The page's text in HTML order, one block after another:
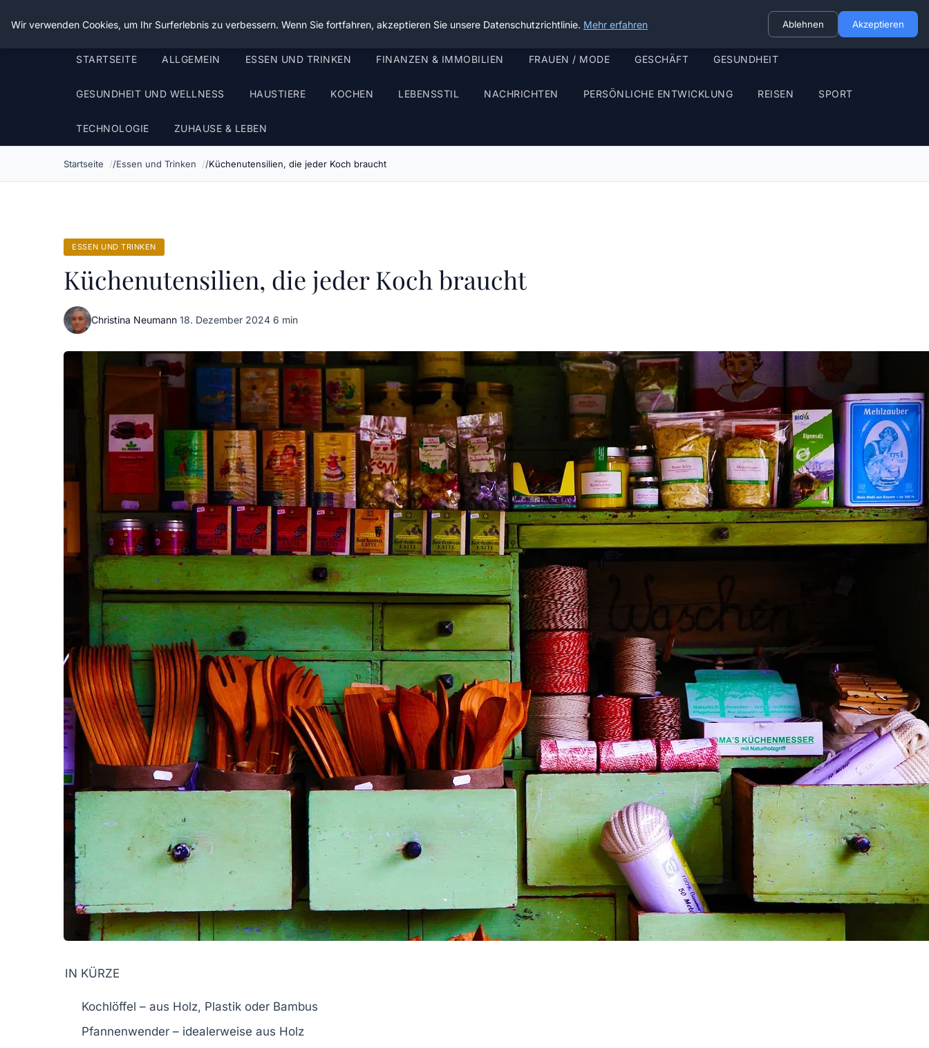
Die Schnitter
STARTSEITE ALLGEMEIN ESSEN UND TRINKEN FINANZEN & IMMOBILIEN FRAUEN / MODE GESCHÄFT GESUNDHEIT
GESUNDHEIT UND WELLNESS HAUSTIERE KOCHEN LEBENSSTIL NACHRICHTEN PERSÖNLICHE ENTWICKLUNG REISEN SPORT
TECHNOLOGIE ZUHAUSE & LEBEN
Startseite Essen und Trinken Küchenutensilien, die jeder Koch braucht
ESSEN UND TRINKEN
Küchenutensilien, die jeder Koch braucht
Christina Neumann·18. Dezember 2024·6 min
IN KÜRZE
Kochlöffel – aus Holz, Plastik oder Bambus
Pfannenwender – idealerweise aus Holz
Wir verwenden Cookies, um Ihr Surferlebnis zu verbessern. Wenn Sie fortfahren, akzeptieren Sie unsere Datenschutzrichtlinie. Mehr erfahren Ablehnen Akzeptieren